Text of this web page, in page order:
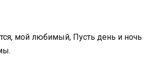
мой любимый, Пусть день и ночь